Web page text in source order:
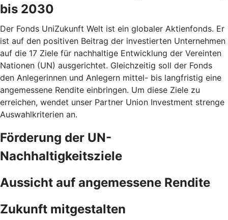
bis 2030
Der Fonds UniZukunft Welt ist ein globaler Aktienfonds. Er
ist auf den positiven Beitrag der investierten Unternehmen
auf die 17 Ziele für nachhaltige Entwicklung der Vereinten
Nationen (UN) ausgerichtet. Gleichzeitig soll der Fonds
den Anlegerinnen und Anlegern mittel- bis langfristig eine
angemessene Rendite einbringen. Um diese Ziele zu
erreichen, wendet unser Partner Union Investment strenge
Auswahlkriterien an.
Förderung der UN-
Nachhaltigkeitsziele
Aussicht auf angemessene Rendite
Zukunft mitgestalten